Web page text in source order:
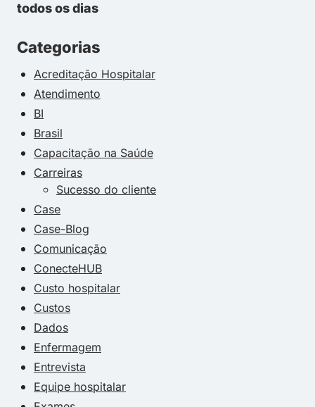
todos os dias
Categorias
Acreditação Hospitalar
Atendimento
BI
Brasil
Capacitação na Saúde
Carreiras
Sucesso do cliente
Case
Case-Blog
Comunicação
ConecteHUB
Custo hospitalar
Custos
Dados
Enfermagem
Entrevista
Equipe hospitalar